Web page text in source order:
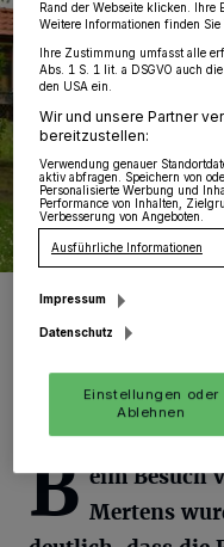
Großer Bahnhof für
B eim Besuch
Mertens
Rand der Webseite klicken. Ihre
Weitere Informationen finden
Ihre Zustimmung umfasst alle
Abs. 1 S. 1 lit. a DSGVO auch
den USA ein.
Wir und unsere Partner
bereitzustellen:
Verwendung genauer
aktiv abfragen. Speichern von
Personalisierte Werbung und
Performance von Inhalten,
Verbesserung von Angeboten.
Ausführliche Informationen
Impressum
Datenschutz
Einstellungen oder
Ablehnen